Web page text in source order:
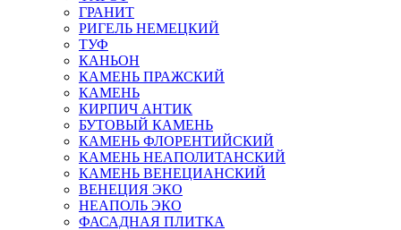
ГРАНИТ
РИГЕЛЬ НЕМЕЦКИЙ
ТУФ
КАНЬОН
КАМЕНЬ ПРАЖСКИЙ
КАМЕНЬ
КИРПИЧ АНТИК
БУТОВЫЙ КАМЕНЬ
КАМЕНЬ ФЛОРЕНТИЙСКИЙ
КАМЕНЬ НЕАПОЛИТАНСКИЙ
КАМЕНЬ ВЕНЕЦИАНСКИЙ
ВЕНЕЦИЯ ЭКО
НЕАПОЛЬ ЭКО
ФАСАДНАЯ ПЛИТКА